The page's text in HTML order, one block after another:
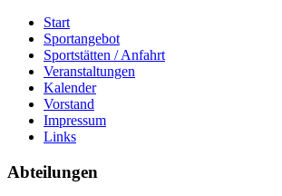
Start
Sportangebot
Sportstätten / Anfahrt
Veranstaltungen
Kalender
Vorstand
Impressum
Links
Abteilungen